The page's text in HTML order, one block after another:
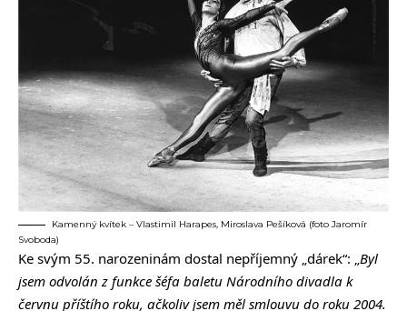
Kamenný kvítek – Vlastimil Harapes, Miroslava Pešíková (foto Jaromír
Svoboda)
Ke svým 55. narozeninám dostal nepříjemný „dárek“: „ Byl
jsem odvolán z funkce šéfa baletu Národního divadla k
červnu příštího roku, ačkoliv jsem měl smlouvu do roku 2004.